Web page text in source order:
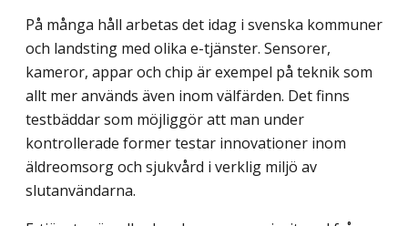
På många håll arbetas det idag i svenska kommuner
och landsting med olika e-tjänster. Sensorer,
kameror, appar och chip är exempel på teknik som
allt mer används även inom välfärden. Det finns
testbäddar som möjliggör att man under
kontrollerade former testar innovationer inom
äldreomsorg och sjukvård i verklig miljö av
slutanvändarna.